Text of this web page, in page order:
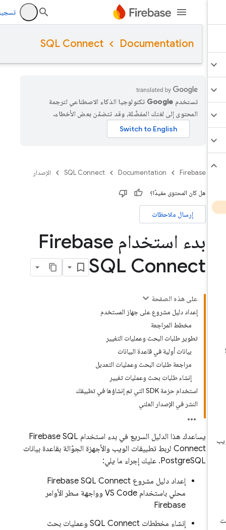
تسجيل
Documentation
SQL Connect
تستخدم Google تكنولوجيا الذكاء الاصطناعي لترجمة
المحتوى إلى لغتك المفضّلة، وقد تتضمّن بعض الأخطاء.
Firebase
Documentation
SQL Connect الإصدار
هل كان المحتوى مفيدًا؟
إرسال ملاحظات
بدء استخدام Firebase
SQL Connect
على هذه الصفحة
إعداد دليل مشروع على جهاز المستخدم
مخطط المراجعة
تطوير طلبات البحث وعمليات التغيير
بيانات أولية في قاعدة البيانات
مراجعة طلبات البحث وعمليات التعديل
إنشاء طلبات بحث وعمليات تغيير
استخدام حزمة SDK التي تم إنشاؤها في تطبيقك
النشر في الإصدار العلني
يساعدك هذا الدليل السريع في بدء استخدامFirebase SQL
Connectلربط تطبيقات الويب والأجهزة الجوّالة بقاعدة بيانات
PostgreSQL. عليك إجراء ما يلي:
إعداد دليل مشروع Firebase SQL Connect
محلي باستخدام VS Code وواجهة سطر الأوامر
Firebase
إنشاء مخططاتSQL Connectوعمليات بحث